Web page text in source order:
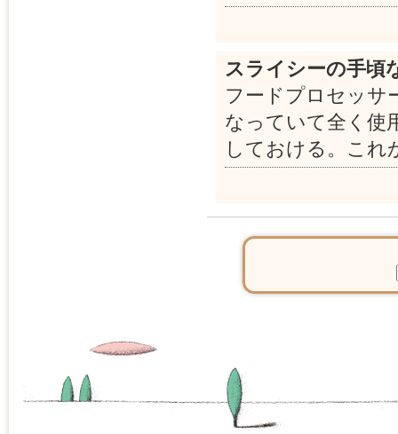
スライシーの手頃
フードプロセッサ
なっていて全く使
しておける。これ